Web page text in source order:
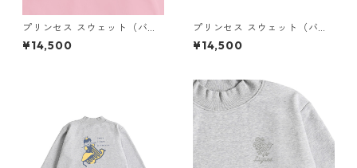
プリンセス スウェット（バッ
クプリント）× Liguee®️花ロゴ
（刺繍）
¥14,500
プリンセス スウェット（バッ
クプリント）× Liguee®️糸の鳥
ロゴ（刺繍）
¥14,500